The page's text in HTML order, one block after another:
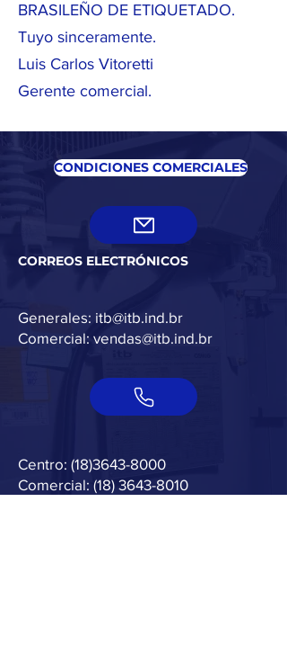
BRASILEÑO DE ETIQUETADO.
Tuyo sinceramente.
Luis Carlos Vitoretti
Gerente comercial.
CONDICIONES COMERCIALES
CORREOS ELECTRÓNICOS
Generales: itb@itb.ind.br
Comercial: vendas@itb.ind.br
Centro: (18)3643-8000
Comercial: (18) 3643-8010